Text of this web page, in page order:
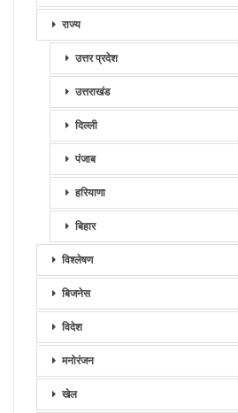
राज्य
उत्तर प्रदेश
उत्तराखंड
दिल्ली
पंजाब
हरियाणा
बिहार
विश्लेषण
बिजनेस
विदेश
मनोरंजन
खेल